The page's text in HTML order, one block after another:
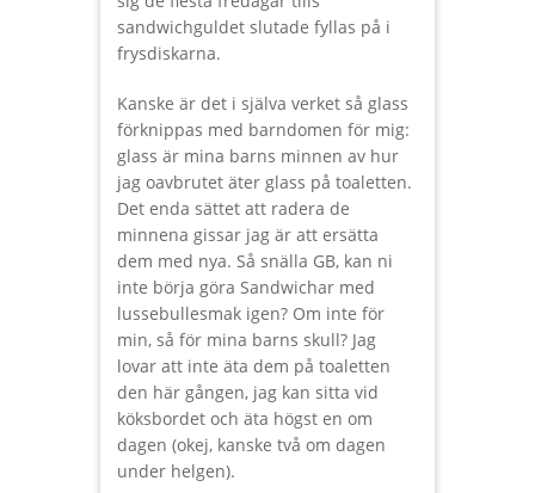
sandwichguldet slutade fyllas på i
frysdiskarna.
Kanske är det i själva verket så glass
förknippas med barndomen för mig:
glass är mina barns minnen av hur
jag oavbrutet äter glass på toaletten.
Det enda sättet att radera de
minnena gissar jag är att ersätta
dem med nya. Så snälla GB, kan ni
inte börja göra Sandwichar med
lussebullesmak igen? Om inte för
min, så för mina barns skull? Jag
lovar att inte äta dem på toaletten
den här gången, jag kan sitta vid
köksbordet och äta högst en om
dagen (okej, kanske två om dagen
under helgen).